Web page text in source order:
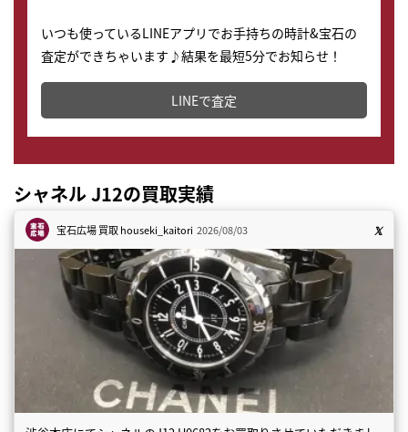
いつも使っているLINEアプリでお手持ちの時計&宝石の
査定ができちゃいます♪結果を最短5分でお知らせ！
どこからでもすぐに査定金額を知ることが出来ます。
LINEで査定
シャネル J12の買取実績
宝石広場 買取houseki_kaitori 2026/08/03